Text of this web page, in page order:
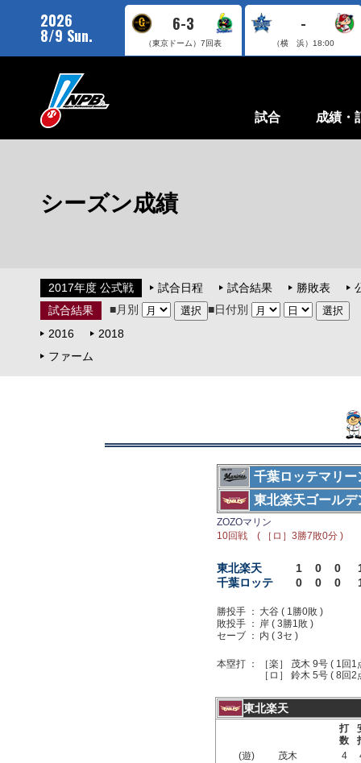
2026
8/9 Sun.
6-3
（東京ドーム）7回表
-
（横 浜） 18:00
試合 成績・
シーズン成績
2017年度 公式戦 試合日程 試合結果 勝敗表
試合結果
■月別
■日付別
2016
2018
ファーム
千葉ロッテマリー
東北楽天ゴールデ
ZOZOマリン
10回戦 ( ［ロ］3勝7敗0分 )
東北楽天 1 0 0
千葉ロッテ
0 0 0
勝投手 ： 大谷 ( 1勝0敗 )
敗投手 ： 岸 ( 3勝1敗 )
セーブ ： 内 ( 3セ )
本塁打 ：
［楽］ 茂木 9号 ( 1回1
［ロ］ 鈴木 5号 ( 8回2
東北楽天
打
数
(遊)
茂木 4